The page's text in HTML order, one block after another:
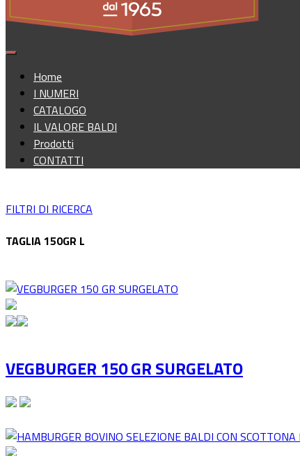
Home
I NUMERI
CATALOGO
IL VALORE BALDI
Prodotti
CONTATTI
FILTRI DI RICERCA
TAGLIA 150GR L
VEGBURGER 150 GR SURGELATO